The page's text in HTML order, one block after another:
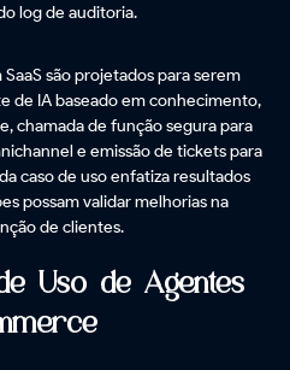
log de auditoria.
são projetados para serem
de IA baseado em conhecimento,
chamada de função segura para
e emissão de tickets para
caso de uso enfatiza resultados
possam validar melhorias na
de clientes.
Uso de Agentes